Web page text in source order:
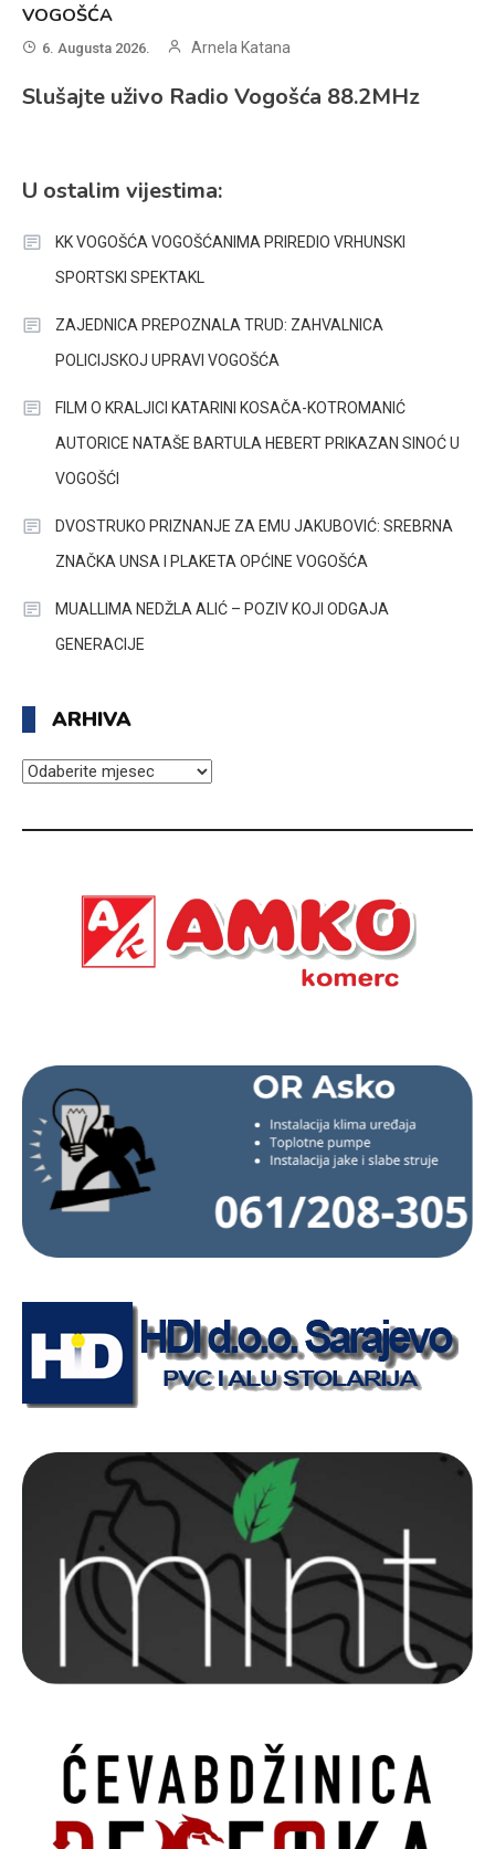
VOGOŠĆA
6. Augusta 2026. Arnela Katana
Slušajte uživo Radio Vogošća 88.2MHz
U ostalim vijestima:
KK VOGOŠĆA VOGOŠĆANIMA PRIREDIO VRHUNSKI
SPORTSKI SPEKTAKL
ZAJEDNICA PREPOZNALA TRUD: ZAHVALNICA
POLICIJSKOJ UPRAVI VOGOŠĆA
FILM O KRALJICI KATARINI KOSAČA-KOTROMANIĆ
AUTORICE NATAŠE BARTULA HEBERT PRIKAZAN SINOĆ U
VOGOŠĆI
DVOSTRUKO PRIZNANJE ZA EMU JAKUBOVIĆ: SREBRNA
ZNAČKA UNSA I PLAKETA OPĆINE VOGOŠĆA
MUALLIMA NEDŽLA ALIĆ – POZIV KOJI ODGAJA
GENERACIJE
ARHIVA
ARHIVA